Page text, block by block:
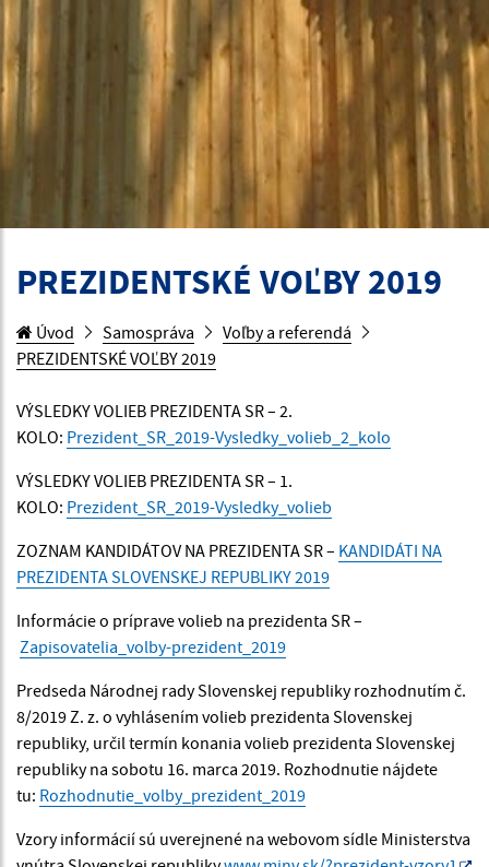
PREZIDENTSKÉ VOĽBY 2019
Úvod Samospráva
Voľby a referendá
PREZIDENTSKÉ VOĽBY 2019
VÝSLEDKY VOLIEB PREZIDENTA SR – 2.
KOLO: Prezident_SR_2019-Vysledky_volieb_2_kolo
VÝSLEDKY VOLIEB PREZIDENTA SR – 1.
KOLO: Prezident_SR_2019-Vysledky_volieb
ZOZNAM KANDIDÁTOV NA PREZIDENTA SR – KANDIDÁTI NA
PREZIDENTA SLOVENSKEJ REPUBLIKY 2019
Informácie o príprave volieb na prezidenta SR –
Zapisovatelia_volby-prezident_2019
Predseda Národnej rady Slovenskej republiky rozhodnutím č.
8/2019 Z. z. o vyhlásením volieb prezidenta Slovenskej
republiky, určil termín konania volieb prezidenta Slovenskej
republiky na sobotu 16. marca 2019. Rozhodnutie nájdete
tu: Rozhodnutie_volby_prezident_2019
Vzory informácií sú uverejnené na webovom sídle Ministerstva